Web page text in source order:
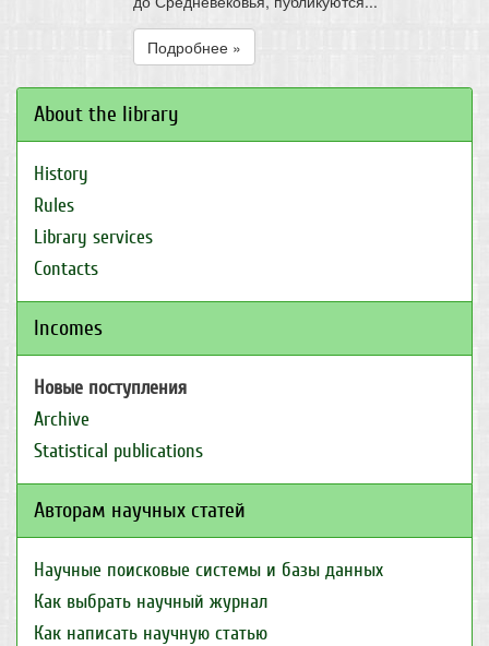
Подробнее »
About the library
History
Rules
Library services
Contacts
Incomes
Новые поступления
Archive
Statistical publications
Авторам научных статей
Научные поисковые системы и базы данных
Как выбрать научный журнал
Как написать научную статью